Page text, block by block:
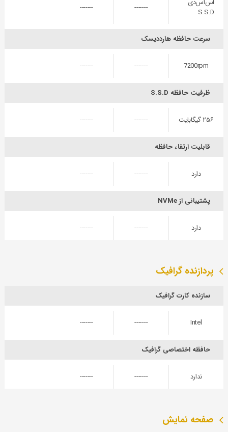
اس‌اس‌دی
S.S.D
-------
-------
سرعت حافظه هارددیسک
7200rpm
-------
-------
ظرفیت حافظه S.S.D
۲۵۶ گیگابایت -------
-------
قابلیت ارتقاء حافظه
دارد -------
-------
پشتیبانی از NVMe
دارد -------
-------
پردازنده گرافیک
سازنده کارت گرافیک
Intel
-------
-------
حافظه اختصاصی گرافیک
ندارد -------
-------
صفحه نمایش